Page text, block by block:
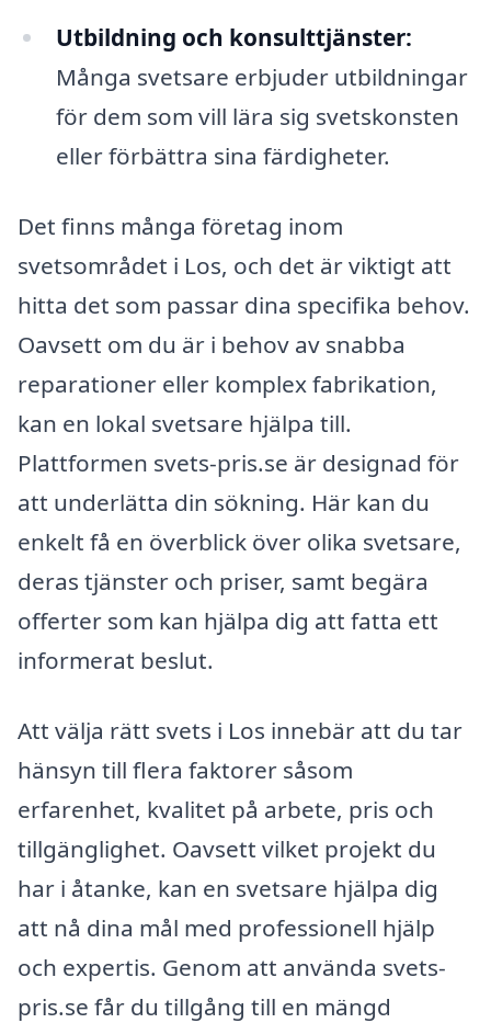
Utbildning och konsulttjänster:
Många svetsare erbjuder utbildningar
för dem som vill lära sig svetskonsten
eller förbättra sina färdigheter.
Det finns många företag inom
svetsområdet i Los, och det är viktigt att
hitta det som passar dina specifika behov.
Oavsett om du är i behov av snabba
reparationer eller komplex fabrikation,
kan en lokal svetsare hjälpa till.
Plattformen svets-pris.se är designad för
att underlätta din sökning. Här kan du
enkelt få en överblick över olika svetsare,
deras tjänster och priser, samt begära
offerter som kan hjälpa dig att fatta ett
informerat beslut.
Att välja rätt svets i Los innebär att du tar
hänsyn till flera faktorer såsom
erfarenhet, kvalitet på arbete, pris och
tillgänglighet. Oavsett vilket projekt du
har i åtanke, kan en svetsare hjälpa dig
att nå dina mål med professionell hjälp
och expertis. Genom att använda svets-
pris.se får du tillgång till en mängd